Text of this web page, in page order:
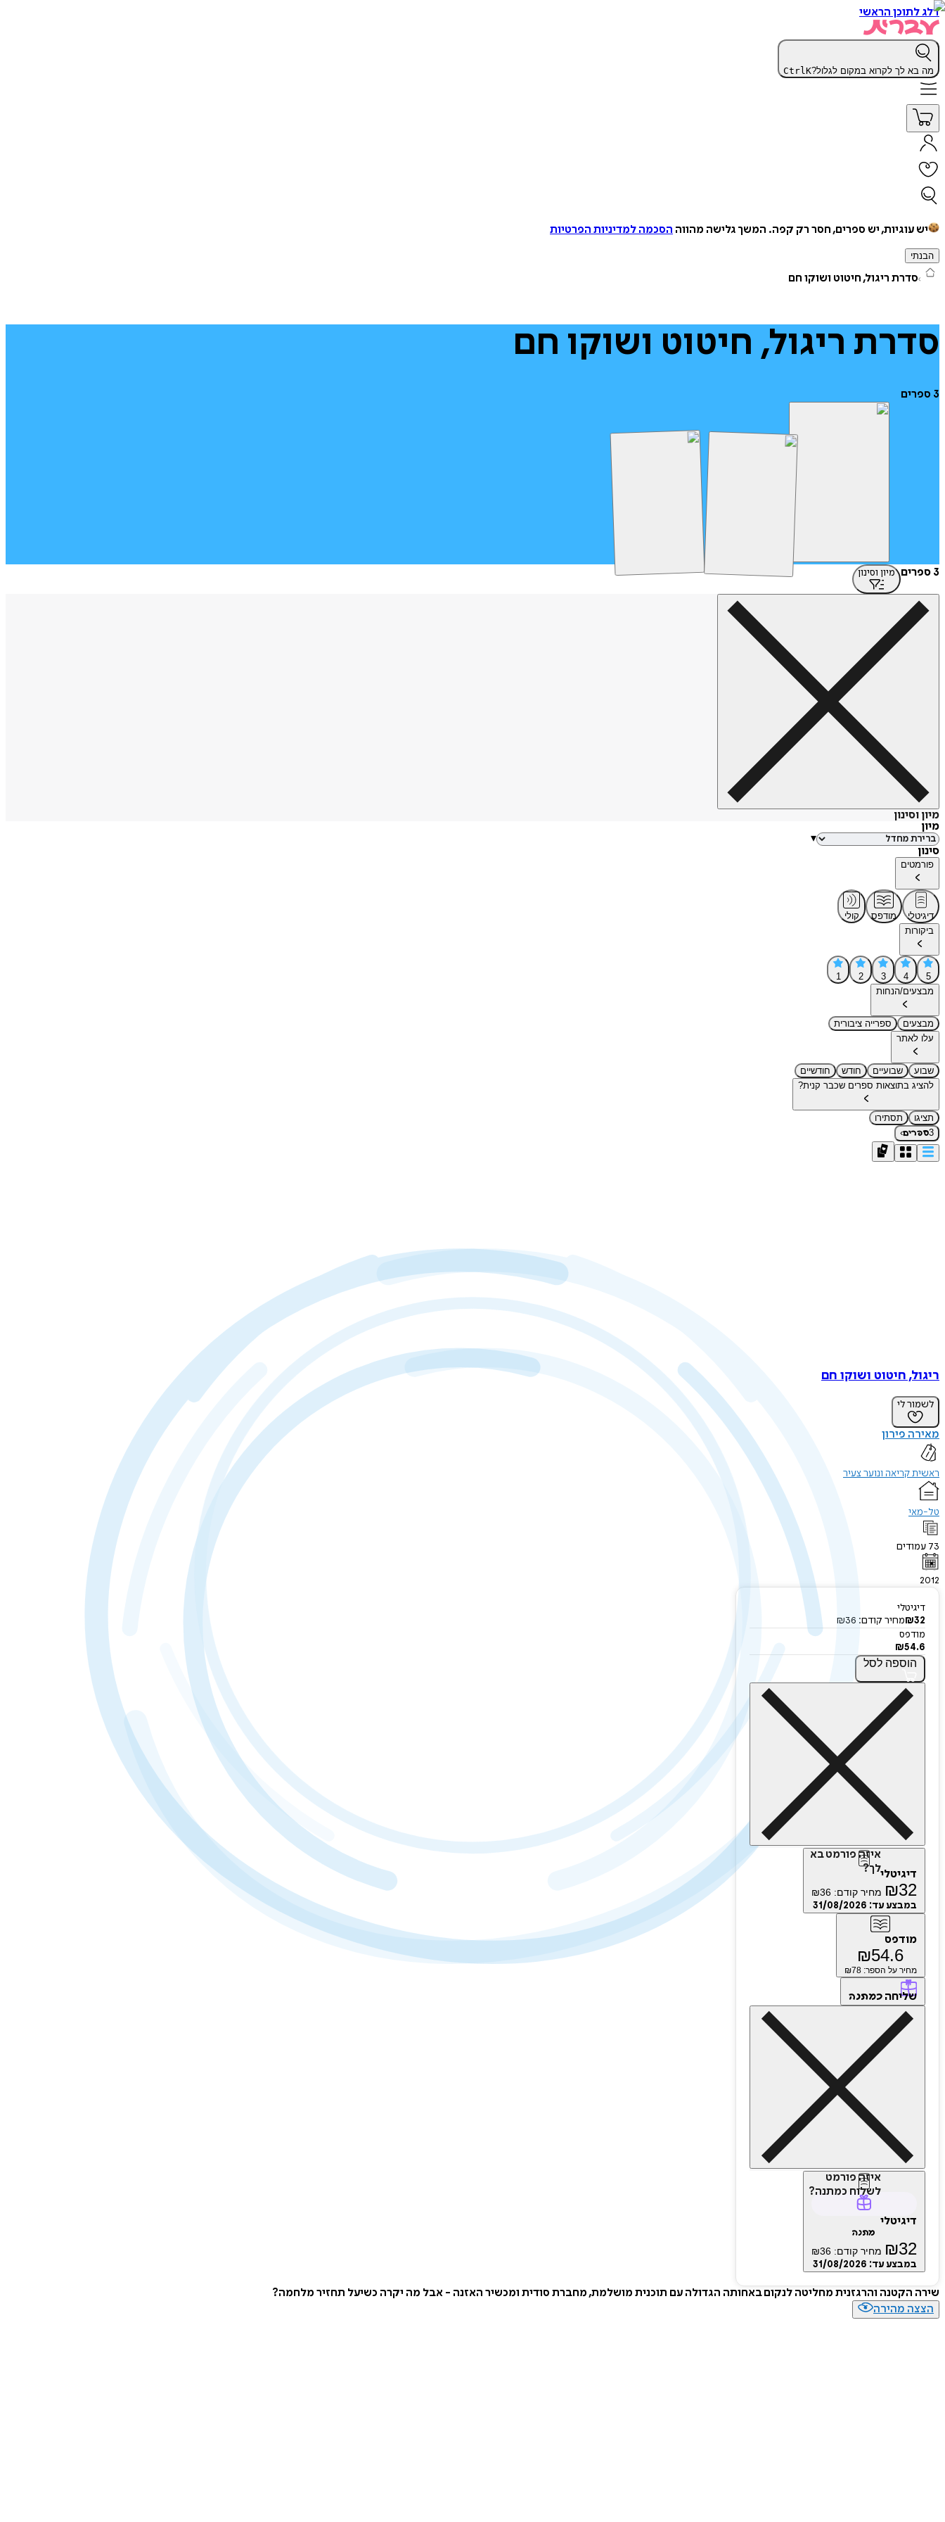
דלג לתוכן הראשי
מה בא לך לקרוא במקום לגלול? CtrlK
יש עוגיות, יש ספרים, חסר רק קפה. המשך גלישה מהווה הסכמה למדיניות הפרטיות
הבנתי
סדרת ריגול, חיטוט ושוקו חם
סדרת ריגול, חיטוט ושוקו חם
3 ספרים
3 ספרים מיון וסינון
מיון וסינון
מיון
▾
סינון
פורמטים
דיגיטלי מודפס
קולי
ביקורות
5
4
3
2
1
מבצעים/הנחות
מבצעים
ספרייה ציבורית
עלו לאתר
שבוע שבועיים חודש
חודשיים
להציג בתוצאות ספרים שכבר קנית?
תציגו
תסתירו
3ספרים›
ריגול, חיטוט ושוקו חם
לשמור לי
מאירה פירון
ראשית קריאה ונוער צעיר
טל-מאי
73 עמודים
2012
דיגיטלי
₪32 מחיר קודם: ₪36
מודפס
₪54.6
הוספה לסל
איזה פורמט בא
לך?דיגיטלי
₪32 מחיר קודם: ₪36
במבצע עד: 31/08/2026
מודפס
₪54.6
מחיר על הספר: ₪78
שליחהכמתנה
איזה פורמט
לשלוח כמתנה?
דיגיטלי
מתנה
₪32 מחיר קודם: ₪36
במבצע עד: 31/08/2026
שירה הקטנה והרגזנית מחליטה לנקום באחותה הגדולה עם תוכנית מושלמת, מחברת סודית ומכשיר האזנה - אבל מה יקרה כשיעל תחזיר מלחמה?
הצצה מהירה